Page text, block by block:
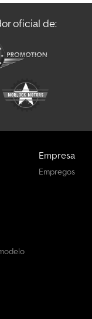
oficial de:
Empresa
Empregos